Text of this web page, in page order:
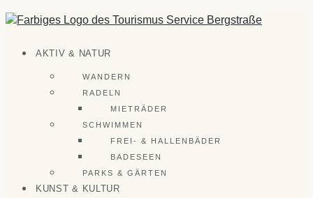
Zum
Inhalt
AKTIV & NATUR
WANDERN
RADELN
MIETRÄDER
SCHWIMMEN
FREI- & HALLENBÄDER
BADESEEN
PARKS & GÄRTEN
KUNST & KULTUR